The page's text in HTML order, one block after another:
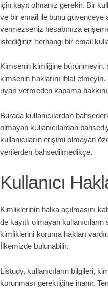
için kayıt olmanız gerekir. Bir
ve bir email ile bunu güvenceye
vermezseniz hesabınıza
istediğiniz herhangi bir email
Kimsenin kimliğine
kimsenin haklarını ihlal
uyarı vermeden kapama
Burada kullanıcılardan
olmayan kullanıcılardan
kullanıcıların erişimi olmayan
verilerden bahsedilmedikçe.
Kullanıcı
Kimliklerinin halka açılmasını
de kayıtlı olmayan
kimliklerini koruma hakları
İlkemizde bulunabilir.
Listudy, kullanıcıların bilgileri,
korunması gerektiğine inanır.